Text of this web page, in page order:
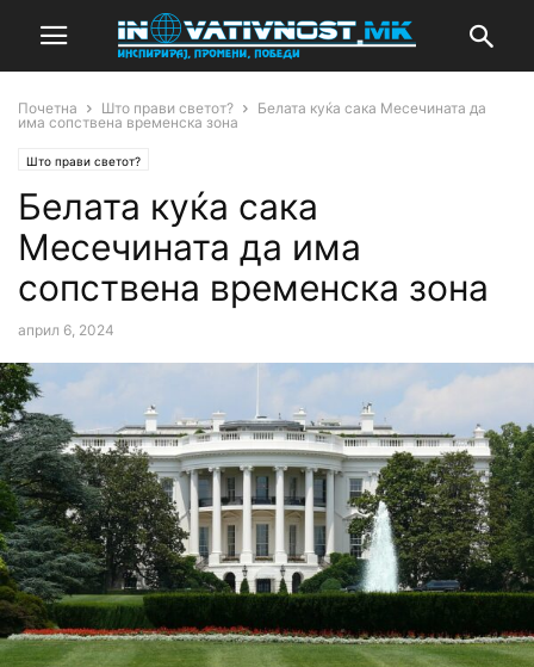
Почетна Што прави светот?
Белата куќа сака Месечината да
има сопствена временска зона
Што прави светот?
Белата куќа сака
Месечината да има
сопствена временска зона
април 6, 2024